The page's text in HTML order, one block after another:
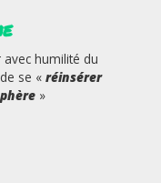
avec humilité du
se « réinsérer
»